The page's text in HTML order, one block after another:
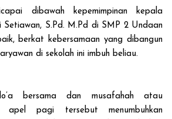
dibawah kepemimpinan kepala
Setiawan, S.Pd. M.Pd di SMP 2 Undaan
berkat kebersamaan yang dibangun
di sekolah ini imbuh beliau.
bersama dan musafahah atau
apel pagi tersebut menumbuhkan